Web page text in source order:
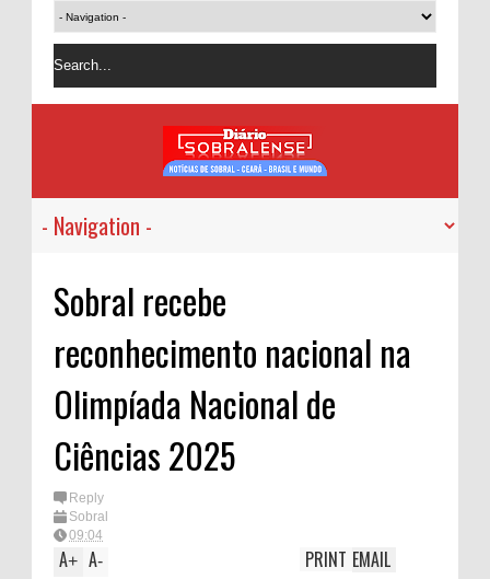
Sobral recebe
reconhecimento nacional na
Olimpíada Nacional de
Ciências 2025
Reply
Sobral
09:04
A+ A- EMAIL
PRINT